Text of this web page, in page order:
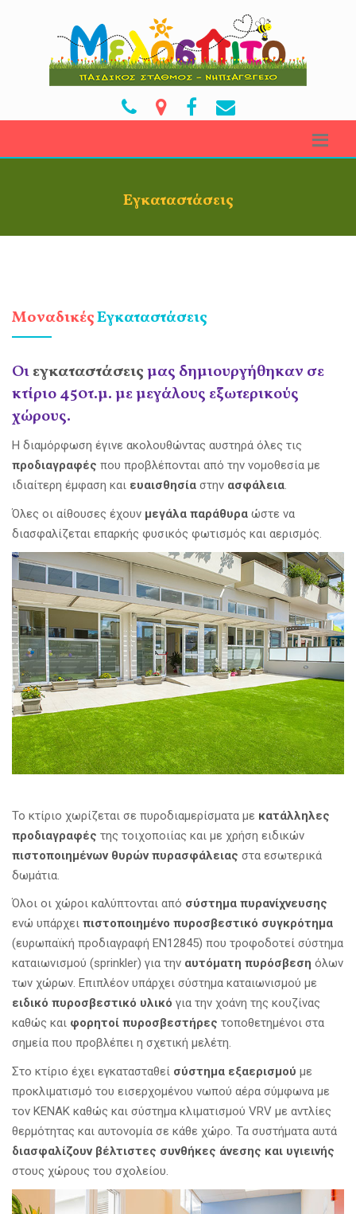
Εγκαταστάσεις
ΜοναδικέςΕγκαταστάσεις
Οιεγκαταστάσειςμας δημιουργήθηκαν σε
κτίριο 450τ.μ. με μεγάλους εξωτερικούς
χώρους.
Η διαμόρφωση έγινε ακολουθώντας αυστηρά όλες τις
προδιαγραφές που προβλέπονται από την νομοθεσία με
ιδιαίτερη έμφαση και ευαισθησία στην ασφάλεια.
Όλες οι αίθουσες έχουν μεγάλα παράθυρα ώστε να
διασφαλίζεται επαρκής φυσικός φωτισμός και αερισμός.
Το κτίριο χωρίζεται σε πυροδιαμερίσματα με κατάλληλες
προδιαγραφές της τοιχοποιίας και με χρήση ειδικών
πιστοποιημένων θυρών πυρασφάλειας στα εσωτερικά
δωμάτια.
Όλοι οι χώροι καλύπτονται από σύστημα πυρανίχνευσης
ενώ υπάρχει πιστοποιημένο πυροσβεστικό συγκρότημα
(ευρωπαϊκή προδιαγραφή ΕΝ12845) που τροφοδοτεί σύστημα
καταιωνισμού (sprinkler) για την αυτόματη πυρόσβεση όλων
των χώρων. Επιπλέον υπάρχει σύστημα καταιωνισμού με
ειδικό πυροσβεστικό υλικό για την χοάνη της κουζίνας
καθώς και φορητοί πυροσβεστήρες τοποθετημένοι στα
σημεία που προβλέπει η σχετική μελέτη.
Στο κτίριο έχει εγκατασταθεί σύστημα εξαερισμού με
προκλιματισμό του εισερχομένου νωπού αέρα σύμφωνα με
τον ΚΕΝΑΚ καθώς και σύστημα κλιματισμού VRV με αντλίες
θερμότητας και αυτονομία σε κάθε χώρο. Τα συστήματα αυτά
διασφαλίζουν βέλτιστες συνθήκες άνεσης και υγιεινής
στους χώρους του σχολείου.